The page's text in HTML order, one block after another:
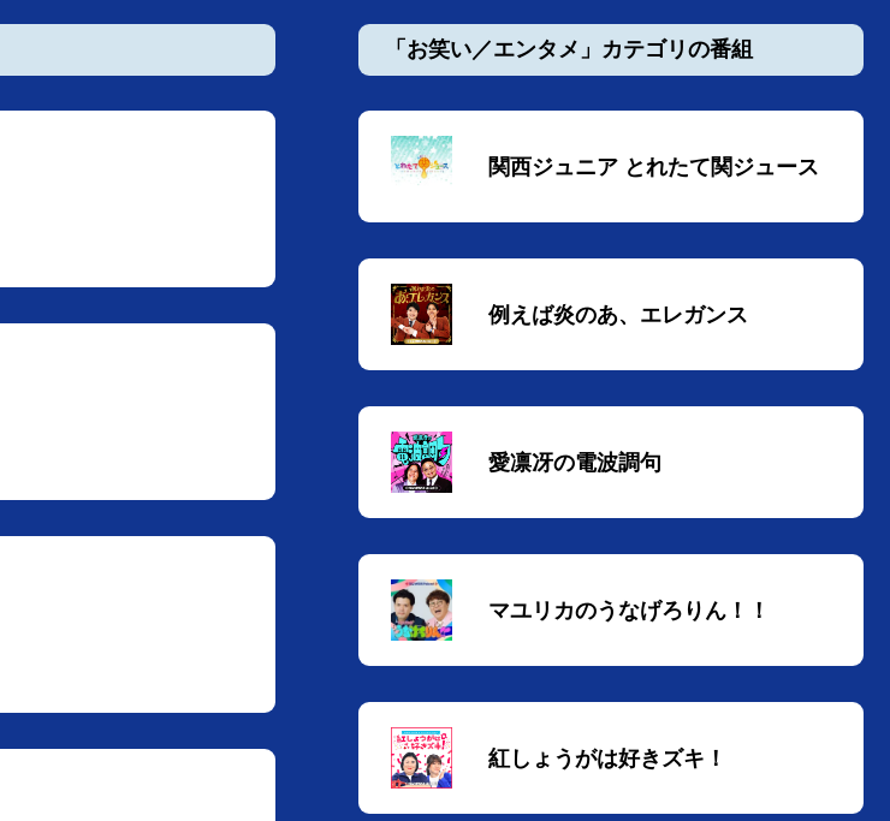
「お笑い／エンタメ」カテゴリの番組
関西ジュニア とれたて関ジュース
例えば炎のあ、エレガンス
愛凛冴の電波調句
マユリカのうなげろりん！！
紅しょうがは好きズキ！